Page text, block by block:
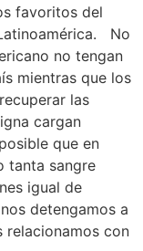
favoritos del
No
no tengan
mientras que los
las
cargan
que en
tanta sangre
igual de
detengamos a
relacionamos con